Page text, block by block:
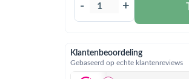
- +
Klantenbeoordeling
Gebaseerd op echte klantenreviews